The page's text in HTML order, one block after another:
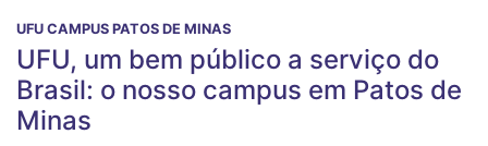
UFU CAMPUS PATOS DE MINAS
UFU, um bem público a serviço do
Brasil: o nosso campus em Patos de
Minas